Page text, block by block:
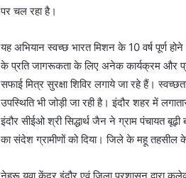
पर चल रहा है।
यह अभियान स्वच्छ भारत मिशन के 10 वर्ष पूर्ण
के प्रति जागरूकता के लिए अनेक कार्यक्रम और
सफाई मित्र सुरक्षा शिविर लगाये जा रहे हैं।
उपस्थिति भी जोड़ी जा रही है। इंदौर शहर में
इंदौर सीईओ श्री सिद्धार्थ जैन ने ग्राम पंचायत
का संदेश ग्रामीणों को दिया। जिले के महू तहसील के